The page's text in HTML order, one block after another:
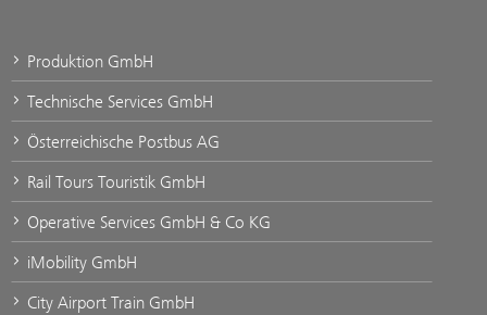
Produktion GmbH
Technische Services GmbH
Österreichische Postbus AG
Rail Tours Touristik GmbH
Operative Services GmbH & Co KG
iMobility GmbH
City Airport Train GmbH